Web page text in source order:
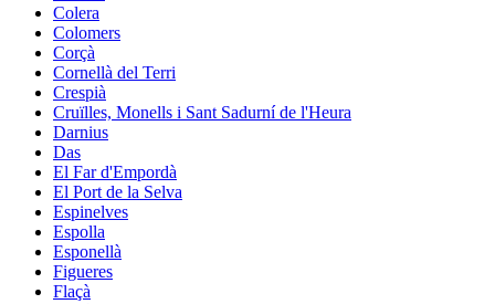
Colera
Colomers
Corçà
Cornellà del Terri
Crespià
Cruïlles, Monells i Sant Sadurní de l'Heura
Darnius
Das
El Far d'Empordà
El Port de la Selva
Espinelves
Espolla
Esponellà
Figueres
Flaçà